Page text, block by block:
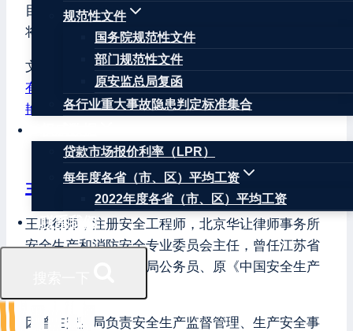
规范性文件
国务院规范性文件
部门规范性文件
原安监总局复函
各行业重大事故隐患判定标准集合
贷款市场报价利率（LPR）
每年度各省（市、区）平均工资
2022年度各省（市、区）平均工资
联系我们
目前，事故调查正在深入进行中，待调查完成后，
将依法依纪对有关单位和个人严肃追究问责。
文章标签：#刑事拘留#十堰东风中燃城市燃气发展
有限公司
十堰市#张湾区#湖北十堰爆炸
艳湖社区集贸市场
王康律师
王康律师，注册安全工程师，北京华让律师事务所
安全生产和消防安全专业委员会主任，曾任江苏省
扬州市宝应县原安监局公务员、原《中国安全生产
因曾在安监局负责安全生产监督管理、生产安全事